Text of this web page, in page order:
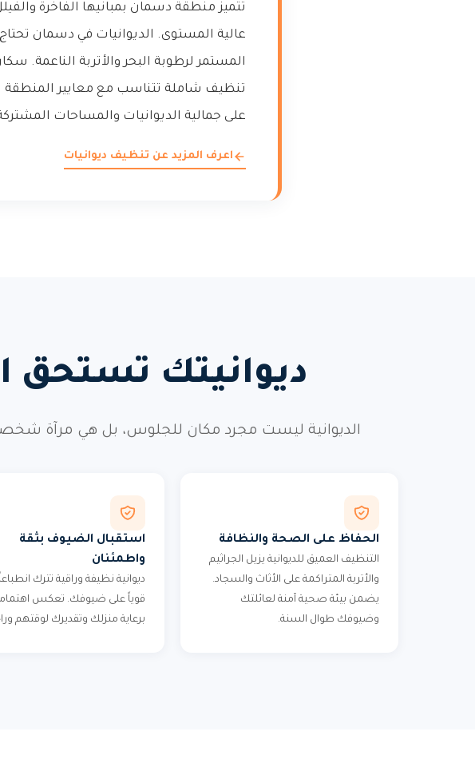
تتميز منطقة دسمان بمبانيها الفاخرة
عالية المستوى. الديوانيات في دسمان
المستمر لرطوبة البحر والأتربة الناعمة.
تنظيف شاملة تتناسب مع معايير المنطقة
على جمالية الديوانيات والمساحات
اعرف المزيد عن تنظيف ديوانيات
ديوانيتك تستحق
الديوانية ليست مجرد مكان للجلوس، بل هي مرآة
الحفاظ على الصحة والنظافة
التنظيف العميق للديوانية يزيل الجراثيم
والأتربة المتراكمة على الأثاث والسجاد.
يضمن بيئة صحية آمنة لعائلتك
وضيوفك طوال السنة.
استقبال الضيوف بثقة
واطمئنان
ديوانية نظيفة وراقية تترك انطباعاً
قوياً على ضيوفك. تعكس
برعاية منزلك وتقديرك لوقتهم